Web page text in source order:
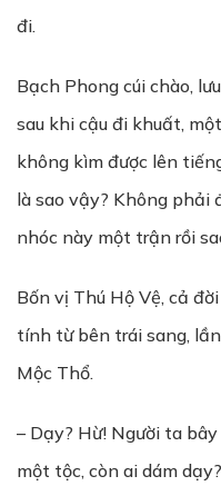
đi.
Bạch Phong cúi chào,
sau khi cậu đi khuất,
không kìm được lên
là sao vậy? Không phải
nhóc này một trận rồi
Bốn vị Thú Hộ Vệ, cả
tính từ bên trái sang,
Mộc Thổ.
– Dạy? Hừ! Người ta
một tộc, còn ai dám